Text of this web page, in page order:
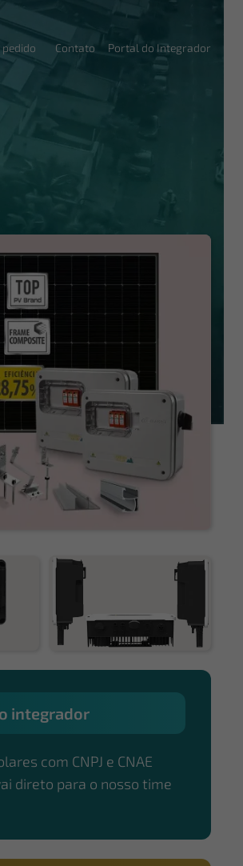
Contato Portal do Integrador
integrador
com CNPJ e CNAE
direto para o nosso time